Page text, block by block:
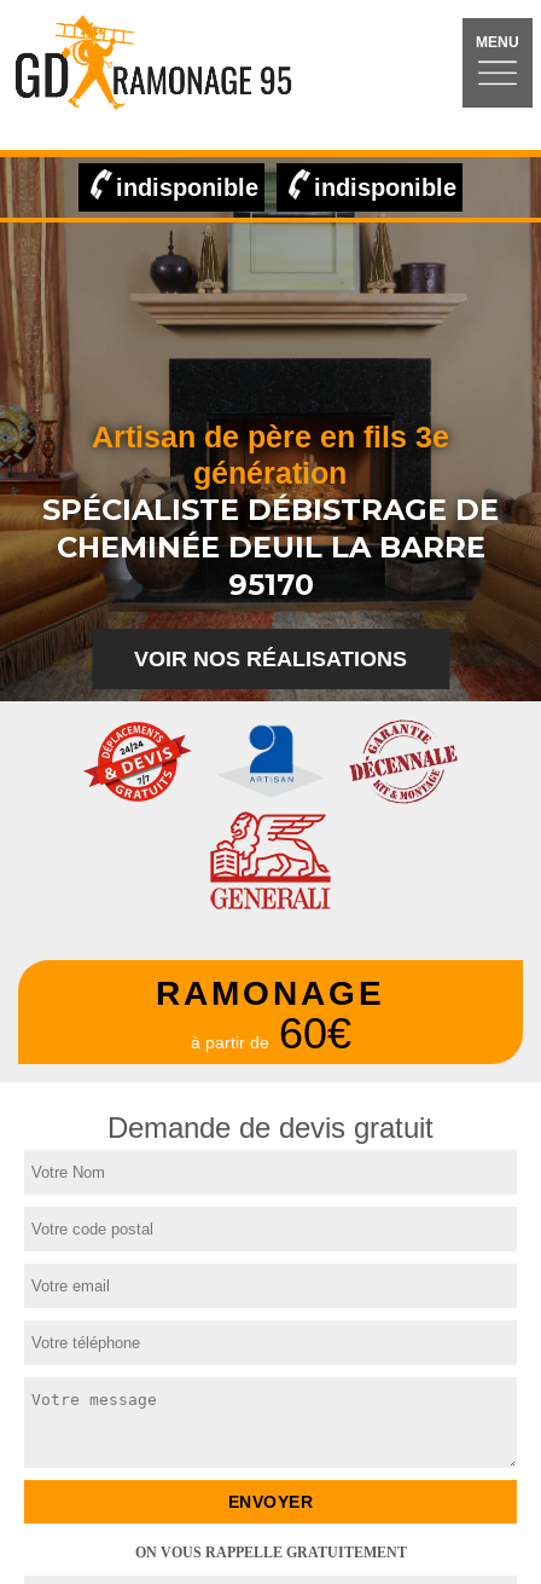
MENU
indisponible indisponible
Artisan de père en fils 3e
génération
SPÉCIALISTE DÉBISTRAGE DE
CHEMINÉE DEUIL LA BARRE
95170
VOIR NOS RÉALISATIONS
RAMONAGE
à partir de 60€
Demande de devis gratuit
ON VOUS RAPPELLE GRATUITEMENT